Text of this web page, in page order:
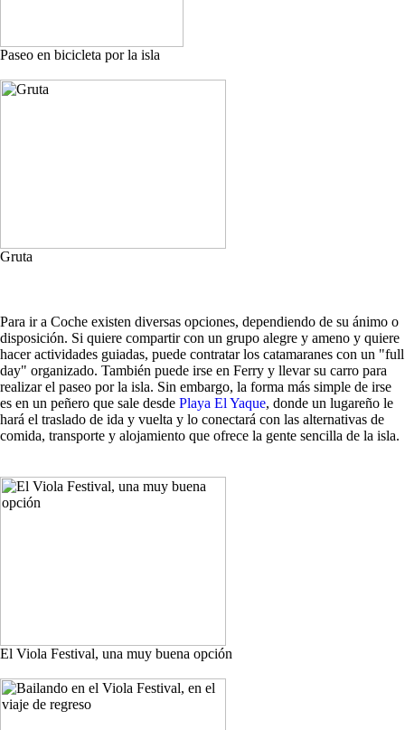
Paseo en bicicleta por la isla
Gruta
Para ir a Coche existen diversas opciones, dependiendo de su ánimo o
disposición. Si quiere compartir con un grupo alegre y ameno y quiere
hacer actividades guiadas, puede contratar los catamaranes con un "full
day" organizado. También puede irse en Ferry y llevar su carro para
realizar el paseo por la isla. Sin embargo, la forma más simple de irse
es en un peñero que sale desde Playa El Yaque, donde un lugareño le
hará el traslado de ida y vuelta y lo conectará con las alternativas de
comida, transporte y alojamiento que ofrece la gente sencilla de la isla.
El Viola Festival, una muy buena opción